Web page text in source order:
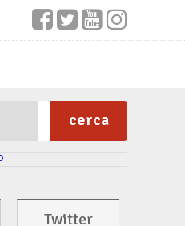
cerca
Twitter